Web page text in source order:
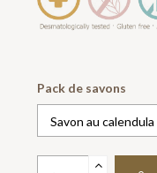
Pack de savons